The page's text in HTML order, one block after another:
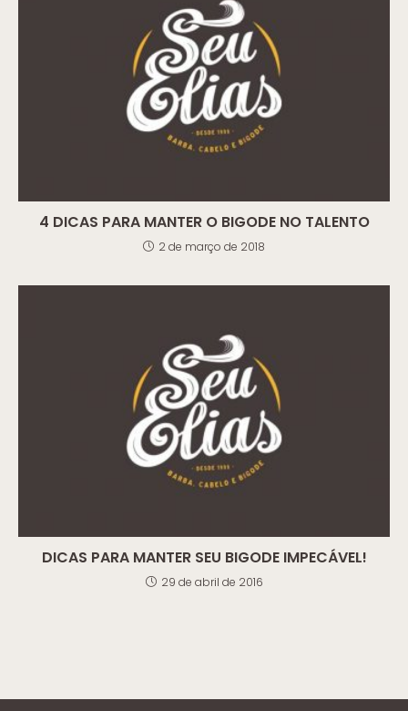
4 DICAS PARA MANTER O BIGODE NO TALENTO
2 de março de 2018
DICAS PARA MANTER SEU BIGODE IMPECÁVEL!
29 de abril de 2016